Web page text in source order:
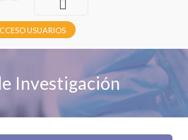
USUARIOS
Investigación